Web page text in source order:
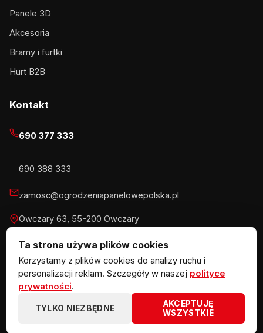
Ta strona używa plików cookies
Korzystamy z plików cookies do analizy ruchu i
personalizacji reklam. Szczegóły w naszej polityce
prywatności.
TYLKO NIEZBĘDNE
AKCEPTUJĘ
WSZYSTKIE
Panele 3D
Akcesoria
Bramy i furtki
Hurt B2B
Kontakt
690 377 333
690 388 333
zamosc@ogrodzeniapanelowepolska.pl
Owczary 63, 55-200 Owczary
Pn-Pt 8-16, Sb 8-13:30
© 2026 KOW MET Marlena Kowalska · NIP 5291746970 ·
REGON 383867720 · Owczary 63, 55-200 Owczary
ogrodzeniazpaneli.pl